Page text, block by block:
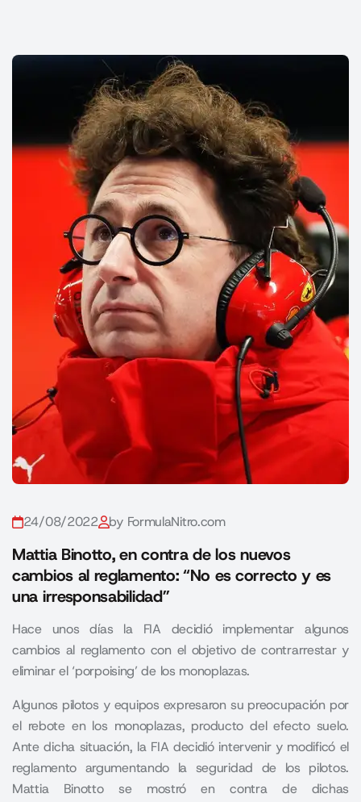
24/08/2022 by FormulaNitro.com
Mattia Binotto, en contra de los nuevos
cambios al reglamento: “No es correcto y es
una irresponsabilidad”
Hace unos días la FIA decidió implementar algunos
cambios al reglamento con el objetivo de contrarrestar y
eliminar el ‘porpoising’ de los monoplazas.
Algunos pilotos y equipos expresaron su preocupación por
el rebote en los monoplazas, producto del efecto suelo.
Ante dicha situación, la FIA decidió intervenir y modificó el
reglamento argumentando la seguridad de los pilotos.
Mattia Binottose mostró en contra de dichas